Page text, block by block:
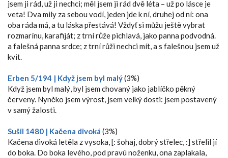
jsem ji rád, už ji nechci; měl jsem ji rád dvě léta – už po lásce je
veta! Dva mily za sebou vodí, jeden jde k ní, druhej od ní: ona
oba ráda má, a tu láska přestává! Vždyť si můžu ještě vybrat
rozmarínu, karafiját; z trní růže pichlavá, jako panna podvodná.
a falešná panna srdce; z trní růži nechci mít, a s falešnou jsem už
kvit.
Erben 5/194 | Když jsem byl malý(3%)
Když jsem byl malý, byl jsem chovaný jako jablíčko pěkný
červeny. Nynčko jsem výrost, jsem velký dosti: jsem postavený
v samý žalosti.
Sušil 1480 | Kačena divoká (3%)
Kačena divoká letěla z vysoka, [: šohaj, dobrý střelec, :] střelil jí
do boka. Do boka levého, pod pravú noženku, ona zaplakala,